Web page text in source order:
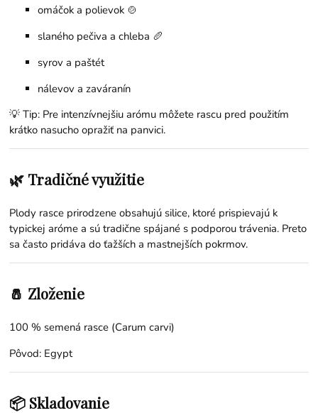
omáčok a polievok 🍲
slaného pečiva a chleba 🥖
syrov a paštét
nálevov a zaváranín
💡 Tip: Pre intenzívnejšiu arómu môžete rascu pred použitím
krátko nasucho opražiť na panvici.
🌿 Tradičné využitie
Plody rasce prirodzene obsahujú silice, ktoré prispievajú k
typickej aróme a sú tradične spájané s podporou trávenia. Preto
sa často pridáva do ťažších a mastnejších pokrmov.
🧂 Zloženie
100 % semená rasce (Carum carvi)
Pôvod: Egypt
📦 Skladovanie